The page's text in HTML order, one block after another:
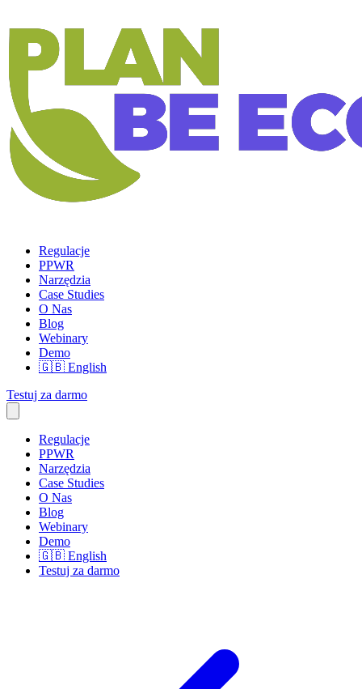
Regulacje
PPWR
Narzędzia
Case Studies
O Nas
Blog
Webinary
Demo
🇬🇧 English
Testuj za darmo
Regulacje
PPWR
Narzędzia
Case Studies
O Nas
Blog
Webinary
Demo
🇬🇧 English
Testuj za darmo